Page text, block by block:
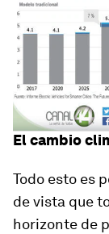
El cambio
Todo esto es
de vista que
horizonte de